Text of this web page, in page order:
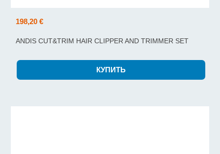
198,20 €
ANDIS CUT&TRIM HAIR CLIPPER AND TRIMMER SET